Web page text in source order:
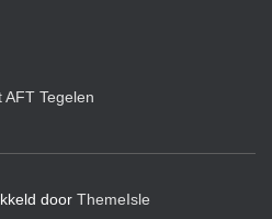
Tegelen
door ThemeIsle